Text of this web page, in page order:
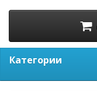
Категории